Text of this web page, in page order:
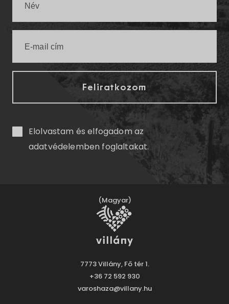
Elolvastam és elfogadom az
adatvédelemben foglaltakat.
(Magyar)
7773 Villány, Fő tér 1.
+36 72 592 930
varoshaza@villany.hu